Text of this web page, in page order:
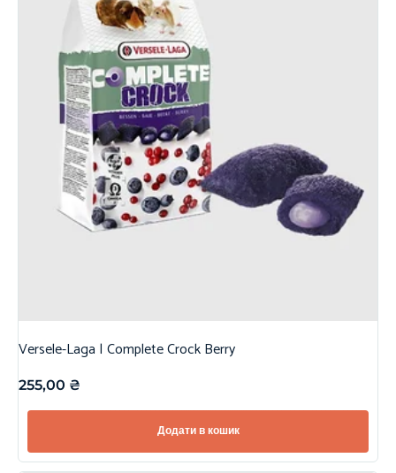
Versele-Laga | Complete Crock Berry
255,00 ₴
Додати в кошик